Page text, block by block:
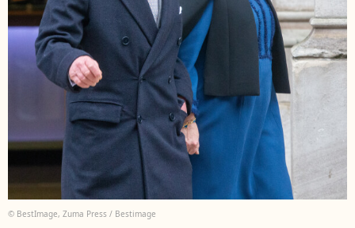
© BestImage, Zuma Press / Bestimage